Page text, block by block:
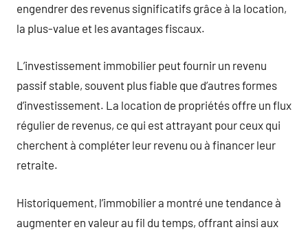
engendrer des revenus significatifs grâce à la location,
la plus-value et les avantages fiscaux.
L’investissement immobilier peut fournir un revenu
passif stable, souvent plus fiable que d’autres formes
d’investissement. La location de propriétés offre un flux
régulier de revenus, ce qui est attrayant pour ceux qui
cherchent à compléter leur revenu ou à financer leur
retraite.
Historiquement, l’immobilier a montré une tendance à
augmenter en valeur au fil du temps, offrant ainsi aux